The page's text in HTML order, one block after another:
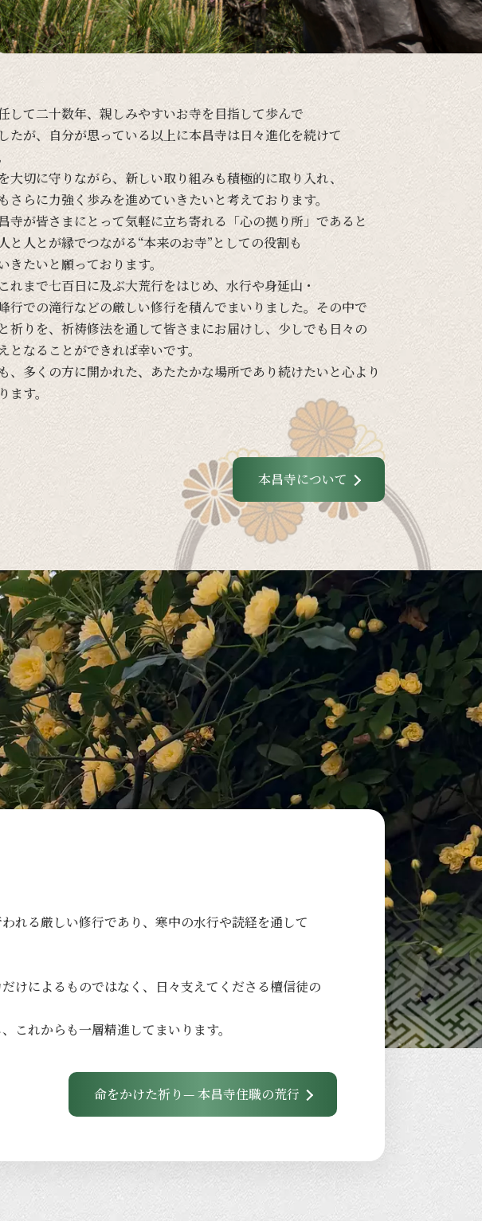
して二十数年、 親しみやすいお寺を目指して歩んで
たが、自分が思っている以上に本昌寺は日々進化を続けて
大切に守りながら、 新しい取り組みも積極的に取り入れ、
さらに力強く 歩みを進めていきたいと考えております。
寺が皆さまにとって気軽に立ち寄れる 「心の拠り所」であると
人と 人とが縁でつながる“本来のお寺”と しての役割も
きたいと願っております。
これまで七百日に及ぶ大荒行をはじめ、 水行や身延山・
行での滝行などの厳しい修行を積んでまいりました。 その中で
祈りを、 祈祷修法を通して皆さまにお届けし、少しでも 日々の
となる ことができれば幸いです。
、 多くの方に開かれた、 あたたかな場所であり続けたいと心より
ます。
本昌寺について
れる厳しい修行であり、 寒中の水行や読経を通して
けによる ものではなく、 日々支えてくださる檀信徒の
これからも一層精進してまいります。
命をかけた祈り— 本昌寺住職の荒行